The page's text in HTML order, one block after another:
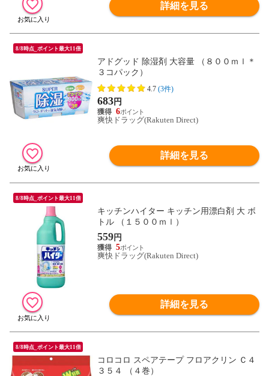
詳細を見る
8/8時点_ポイント最大11倍
アドグッド 除湿剤 大容量 （８００ｍｌ＊
３コパック）
4.7 (3件)
683円
6
爽快ドラッグ(Rakuten Direct)
詳細を見る
8/8時点_ポイント最大11倍
キッチンハイター キッチン用漂白剤 大 ボ
トル （１５００ｍｌ）
559円
5
爽快ドラッグ(Rakuten Direct)
詳細を見る
8/8時点_ポイント最大11倍
コロコロ スペアテープ フロアクリン Ｃ４
３５４ （４巻）